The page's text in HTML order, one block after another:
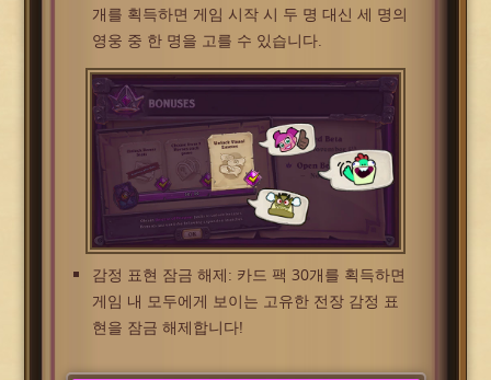
개를 획득하면 게임 시작 시 두 명 대신 세 명의
영웅 중 한 명을 고를 수 있습니다.
감정 표현 잠금 해제: 카드 팩 30개를 획득하면
게임 내 모두에게 보이는 고유한 전장 감정 표
현을 잠금 해제합니다!